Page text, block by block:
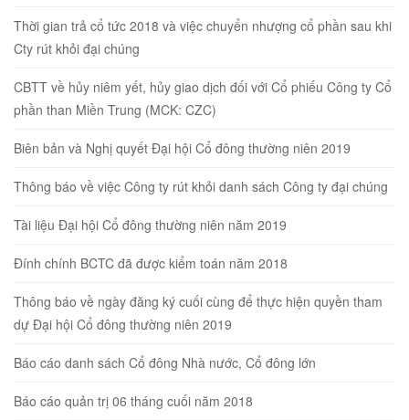
Thời gian trả cổ tức 2018 và việc chuyển nhượng cổ phần sau khi
Cty rút khỏi đại chúng
CBTT về hủy niêm yết, hủy giao dịch đối với Cổ phiếu Công ty Cổ
phần than Miền Trung (MCK: CZC)
Biên bản và Nghị quyết Đại hội Cổ đông thường niên 2019
Thông báo về việc Công ty rút khỏi danh sách Công ty đại chúng
Tài liệu Đại hội Cổ đông thường niên năm 2019
Đính chính BCTC đã được kiểm toán năm 2018
Thông báo về ngày đăng ký cuối cùng để thực hiện quyền tham
dự Đại hội Cổ đông thường niên 2019
Báo cáo danh sách Cổ đông Nhà nước, Cổ đông lớn
Báo cáo quản trị 06 tháng cuối năm 2018